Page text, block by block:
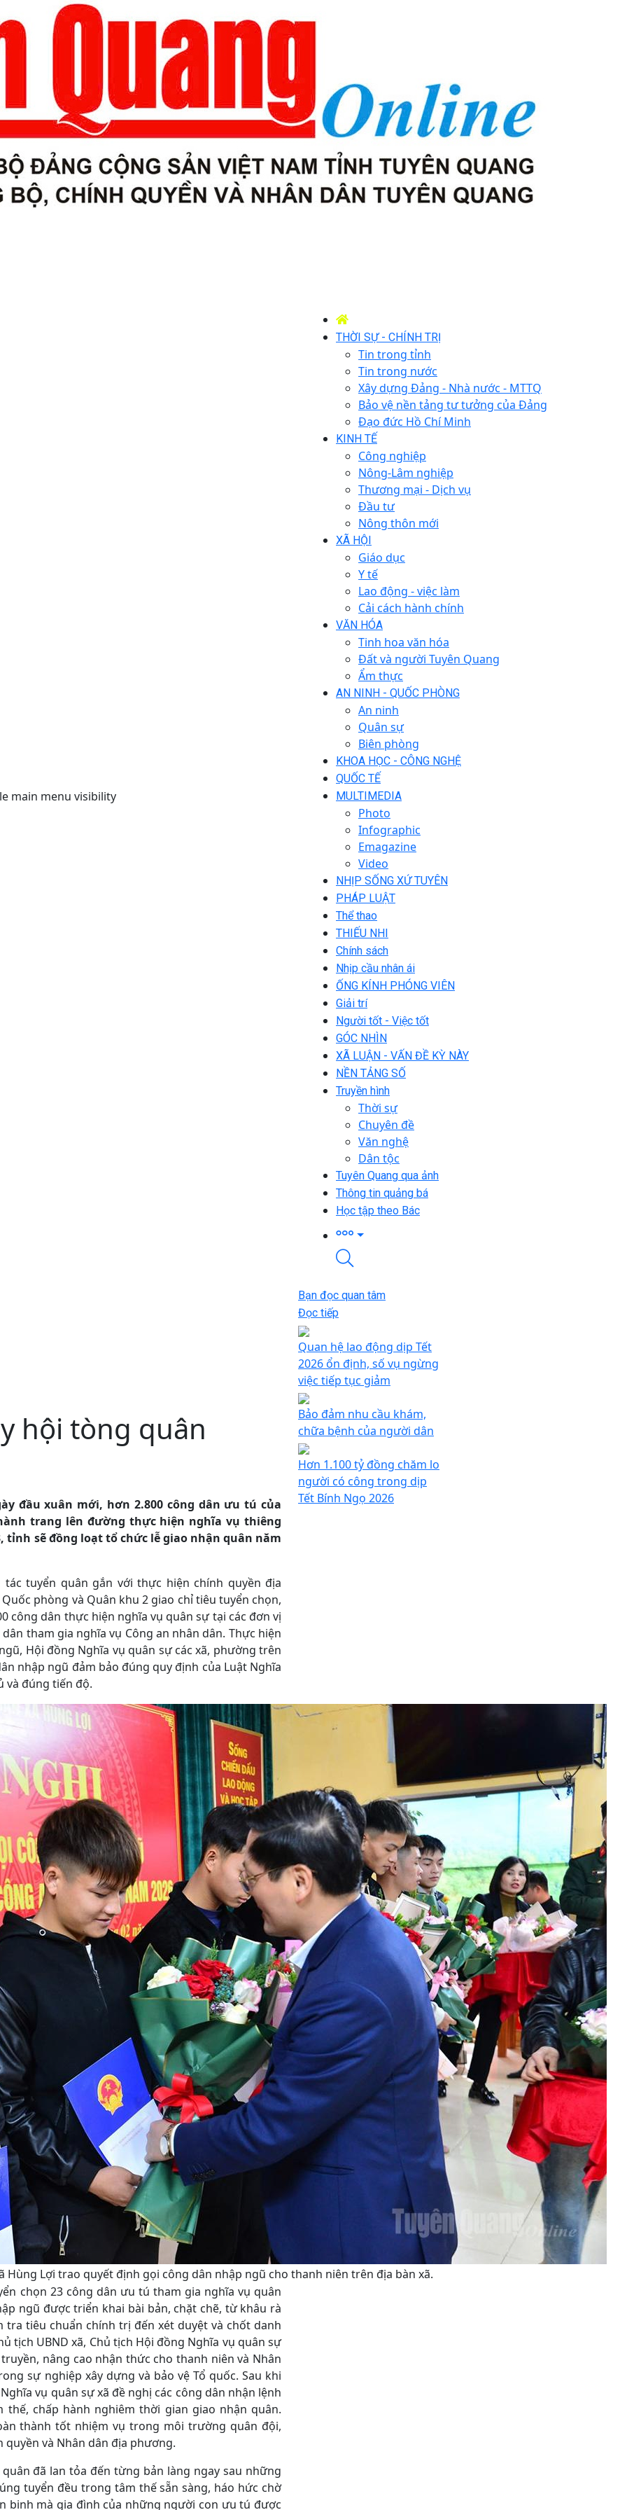
main menu visibility
THỜI SỰ - CHÍNH TRỊ
Tin trong tỉnh
Tin trong nước
Xây dựng Đảng - Nhà nước - MTTQ
Bảo vệ nền tảng tư tưởng của Đảng
Đạo đức Hồ Chí Minh
KINH TẾ
Công nghiệp
Nông-Lâm nghiệp
Thương mại - Dịch vụ
Đầu tư
Nông thôn mới
XÃ HỘI
Giáo dục
Y tế
Lao động - việc làm
Cải cách hành chính
VĂN HÓA
Tinh hoa văn hóa
Đất và người Tuyên Quang
Ẩm thực
AN NINH - QUỐC PHÒNG
An ninh
Quân sự
Biên phòng
KHOA HỌC - CÔNG NGHỆ
QUỐC TẾ
MULTIMEDIA
Photo
Infographic
Emagazine
Video
NHỊP SỐNG XỨ TUYÊN
PHÁP LUẬT
Thể thao
THIẾU NHI
Chính sách
Nhịp cầu nhân ái
ỐNG KÍNH PHÓNG VIÊN
Giải trí
Người tốt - Việc tốt
GÓC NHÌN
XÃ LUẬN - VẤN ĐỀ KỲ NÀY
NỀN TẢNG SỐ
Truyền hình
Thời sự
Chuyên đề
Văn nghệ
Dân tộc
Tuyên Quang qua ảnh
Thông tin quảng bá
Học tập theo Bác
hội tòng quân
đầu xuân mới, hơn 2.800 công dân ưu tú của
trang lên đường thực hiện nghĩa vụ thiêng
tỉnh sẽ đồng loạt tổ chức lễ giao nhận quân năm
tuyển quân gắn với thực hiện chính quyền địa
phòng và Quân khu 2 giao chỉ tiêu tuyển chọn,
công dân thực hiện nghĩa vụ quân sự tại các đơn vị
tham gia nghĩa vụ Công an nhân dân. Thực hiện
Hội đồng Nghĩa vụ quân sự các xã, phường trên
nhập ngũ đảm bảo đúng quy định của Luật Nghĩa
và đúng tiến độ.
Hùng Lợi trao quyết định gọi công dân nhập ngũ cho thanh niên trên địa bàn xã.
chọn 23 công dân ưu tú tham gia nghĩa vụ quân
ngũ được triển khai bài bản, chặt chẽ, từ khâu rà
tiêu chuẩn chính trị đến xét duyệt và chốt danh
tịch UBND xã, Chủ tịch Hội đồng Nghĩa vụ quân sự
nâng cao nhận thức cho thanh niên và Nhân
sự nghiệp xây dựng và bảo vệ Tổ quốc. Sau khi
vụ quân sự xã đề nghị các công dân nhận lệnh
chấp hành nghiêm thời gian giao nhận quân.
thành tốt nhiệm vụ trong môi trường quân đội,
và Nhân dân địa phương.
đã lan tỏa đến từng bản làng ngay sau những
tuyển đều trong tâm thế sẵn sàng, háo hức chờ
binh mà gia đình của những người con ưu tú được
Bạn đọc quan tâm
Đọc tiếp
Quan hệ lao động dịp Tết
2026 ổn định, số vụ ngừng
việc tiếp tục giảm
Bảo đảm nhu cầu khám,
chữa bệnh của người dân
Hơn 1.100 tỷ đồng chăm lo
người có công trong dịp
Tết Bính Ngọ 2026